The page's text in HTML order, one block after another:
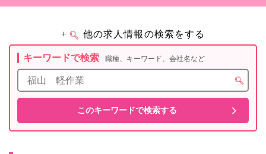
+ 他の求人情報の検索をする
キーワードで検索 職種、キーワード、会社名など